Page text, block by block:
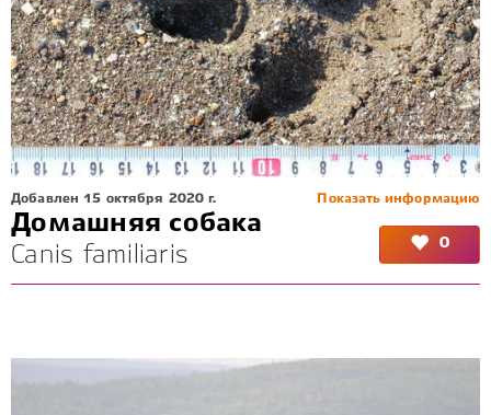
Показать информацию
Добавлен 15 октября 2020 г.
Домашняя собака
Canis familiaris
0